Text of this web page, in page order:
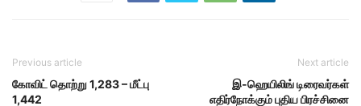
Previous article
கோவிட் தொற்று 1,283 – மீட்பு
1,442
Next article
இ-ஹெயிலிங் டிரைவர்கள்
எதிர்நோக்கும் புதிய பிரச்சினை